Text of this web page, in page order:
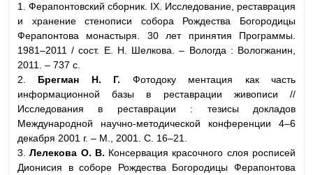
1. Ферапонтовский сборник. IХ. Исследование, реставрация
и хранение стенописи собора Рождества Богородицы
Ферапонтова монастыря. 30 лет принятия Программы.
1981–2011 / сост. Е. Н. Шелкова. – Вологда : Вологжанин,
2011. – 737 с.
2. Брегман Н. Г. Фотодоку ментация как часть
информационной базы в реставрации живописи //
Исследования в реставрации : тезисы докладов
Международной научно-методической конференции 4–6
декабря 2001 г. – М., 2001. С. 16–21.
3.Лелекова О. В. Консервация красочного слоя росписей
Дионисия в соборе Рождества Богородицы Ферапонтова